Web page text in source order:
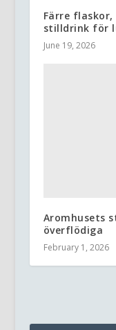
Färre
stilldrink för
June 19, 2026
Aromhusets
överflödiga
February 1, 2026